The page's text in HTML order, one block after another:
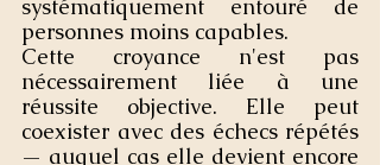
systématiquement entouré de
personnes moins capables.
Cette croyance n'est pas
nécessairement liée à une
réussite objective. Elle peut
coexister avec des échecs répétés
— auquel cas elle devient encore